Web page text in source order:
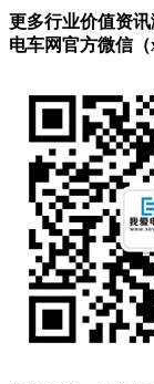
更多行业价值资
电车网官方微信（